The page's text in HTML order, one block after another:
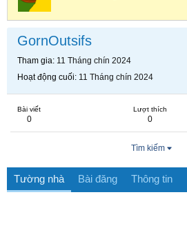
GornOutsifs
Tham gia 11 Tháng chín 2024
Hoạt động cuối 11 Tháng chín 2024
Bài viết
0
Lượt thích
0
Tìm kiếm
Tường nhà Bài đăng Thông tin